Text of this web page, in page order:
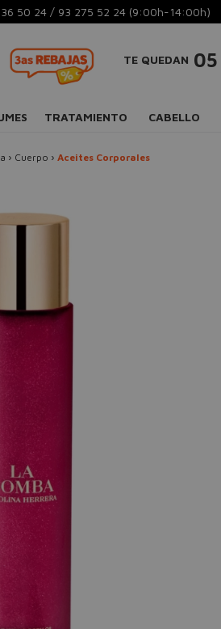
50 24 / 93 275 52 24 (9:00h-14:00h)
TE QUEDAN 05
TRATAMIENTO CABELLO
› Cuerpo › Aceites Corporales